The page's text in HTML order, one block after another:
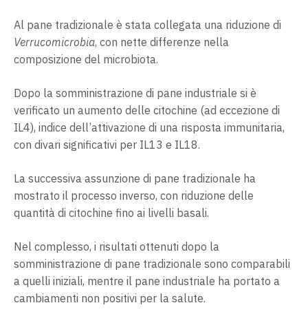
Al pane tradizionale è stata collegata una riduzione di
Verrucomicrobia, con nette differenze nella
composizione del microbiota.
Dopo la somministrazione di pane industriale si è
verificato un aumento delle citochine (ad eccezione di
IL4), indice dell’attivazione di una risposta immunitaria,
con divari significativi per IL13 e IL18.
La successiva assunzione di pane tradizionale ha
mostrato il processo inverso, con riduzione delle
quantità di citochine fino ai livelli basali.
Nel complesso, i risultati ottenuti dopo la
somministrazione di pane tradizionale sono comparabili
a quelli iniziali, mentre il pane industriale ha portato a
cambiamenti non positivi per la salute.